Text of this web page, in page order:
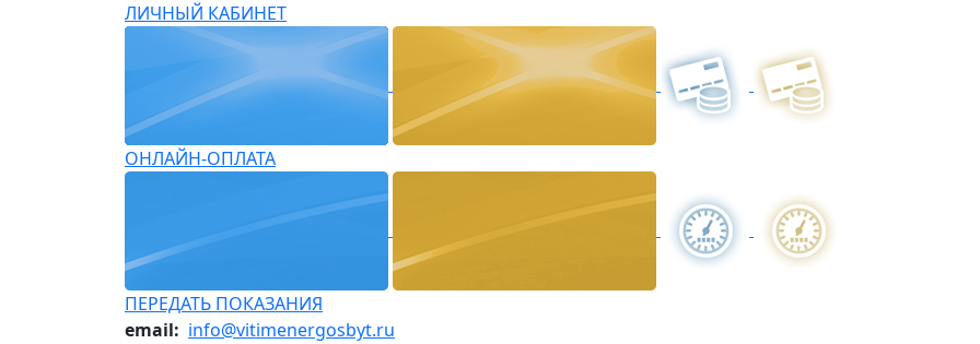
ЛИЧНЫЙ КАБИНЕТ
ОНЛАЙН-ОПЛАТА
ПЕРЕДАТЬ ПОКАЗАНИЯ
email: info@vitimenergosbyt.ru